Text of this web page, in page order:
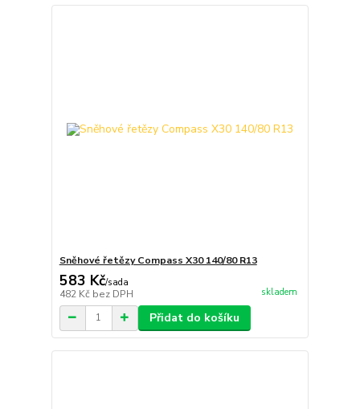
Sněhové řetězy Compass X30 140/80 R13
583 Kč/sada
482 Kč bez DPH skladem
Přidat do košíku